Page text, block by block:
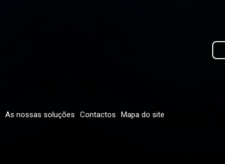
As nossas soluções Contactos Mapa do site